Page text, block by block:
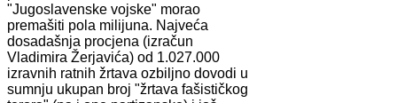
"Jugoslavenske vojske" morao
premašiti pola milijuna. Najveća
dosadašnja procjena (izračun
Vladimira Žerjavića) od 1.027.000
izravnih ratnih žrtava ozbiljno dovodi u
sumnju ukupan broj "žrtava fašističkog